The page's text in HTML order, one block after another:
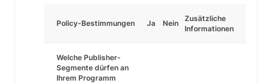
Policy-Bestimmungen Ja Nein
Zusätzliche
Informationen
Welche Publisher-
Segmente dürfen an
Ihrem Programm